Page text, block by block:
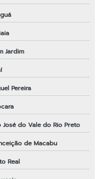
em sp
Jardim
Pereira
José do Vale do Rio Preto
de Macabu
Real